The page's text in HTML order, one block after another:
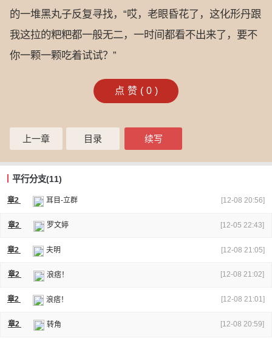
的一堆黑丸子反复寻找，“哎，老眼昏花了，这化形丹跟
我这拉的粑粑都一般无二，一时间都看不出来了，要不
你一颗一颗吃着试试？”
点赞( 0 )
上一章 目录 续写
平行分支(11)
章2 耳目-立群 [12-08 20:56]
章2 罗文婷 [12-05 22:43]
章2 夫明 [12-08 21:05]
章2 浪痞！ [12-08 21:02]
章2 浪痞！ [12-08 21:01]
章2 转角 [12-08 20:59]